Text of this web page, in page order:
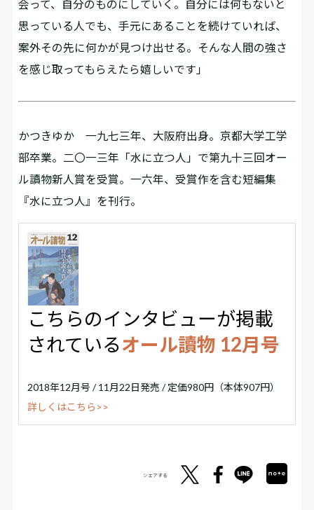
会って、自分のものにしていく。自分には何もないと
思っている人でも、手元にあることを続けていれば、
案外その先に何かが見つけ出せる。そんな人間の強さ
を感じ取ってもらえたら嬉しいです」
かつきゆか 一九七三年、大阪府出身。京都大学工学
部卒業。二〇一三年「水に立つ人」で第九十三回オー
ル讀物新人賞を受賞。一六年、受賞作を含む短編集
『水に立つ人』を刊行。
こちらのインタビューが掲載
されているオール讀物 12月号
2018年12月号 / 11月22日発売 / 定価980円（本体907円）
詳しくはこちら>>
シェアする